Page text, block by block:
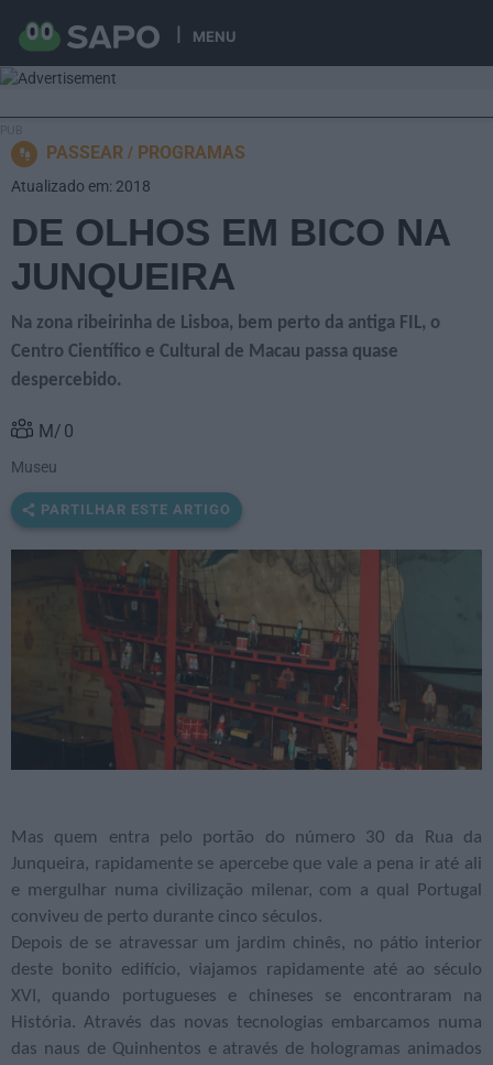
MENU
PASSEAR PROGRAMAS
DE OLHOS EM BICO NA
JUNQUEIRA
Na zona ribeirinha de Lisboa, bem perto da antiga FIL, o
Centro Científico e Cultural de Macau passa quase
despercebido.
0
Museu
PARTILHAR ESTE ARTIGO
Mas quem entra pelo portão do número 30 da Rua da
Junqueira, rapidamente se apercebe que vale a pena ir até ali
e mergulhar numa civilização milenar, com a qual Portugal
conviveu de perto durante cinco séculos.
Depois de se atravessar um jardim chinês, no pátio interior
deste bonito edifício, viajamos rapidamente até ao século
XVI, quando portugueses e chineses se encontraram na
História. Através das novas tecnologias embarcamos numa
das naus de Quinhentos e através de hologramas animados
Atualizado em: 2018